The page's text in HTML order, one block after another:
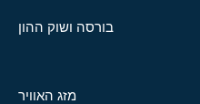
בורסה ושוק ההון
מזג האוויר